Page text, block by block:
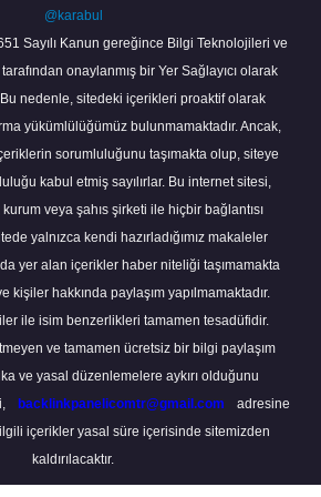
@karabul
Sayılı Kanun gereğince Bilgi Teknolojileri ve
onaylanmış bir Yer Sağlayıcı olarak
nedenle, sitedeki içerikleri proaktif olarak
yükümlülüğümüz bulunmamaktadır. Ancak,
sorumluluğunu taşımakta olup, siteye
kabul etmiş sayılırlar. Bu internet sitesi,
veya şahıs şirketi ile hiçbir bağlantısı
yalnızca kendi hazırladığımız makaleler
yer alan içerikler haber niteliği taşımamakta
kişiler hakkında paylaşım yapılmamaktadır.
ile isim benzerlikleri tamamen tesadüfidir.
ve tamamen ücretsiz bir bilgi paylaşım
ve yasal düzenlemelere aykırı olduğunu
backlinkpanelicomtr@gmail.com
adresine
içerikler yasal süre içerisinde sitemizden
kaldırılacaktır.